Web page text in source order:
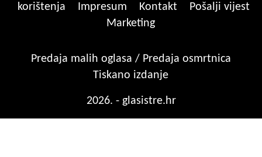
korištenja
Impresum Kontakt
Pošalji vijest
Marketing
Predaja malih oglasa / Predaja osmrtnica
Tiskano izdanje
2026. - glasistre.hr